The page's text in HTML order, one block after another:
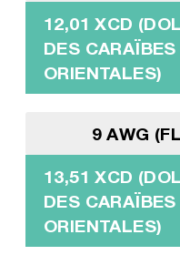
12,01 XCD
DES CARAÏBES
ORIENTALES)
9 AWG
13,51 XCD
DES CARAÏBES
ORIENTALES)